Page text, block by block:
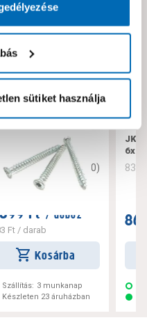
sütiket használja
tokrögzítő csavar
0 0)
Ft / doboz
Ft/ darab
Kosárba
Szállítás: 3 munkanap
Készleten 23 áruházban
JKH